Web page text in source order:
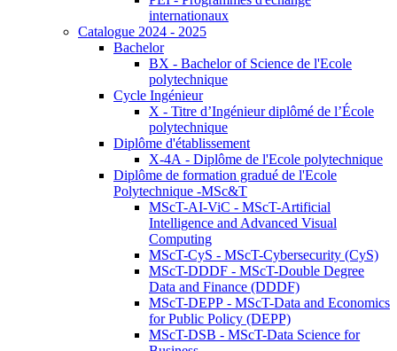
internationaux
Catalogue 2024 - 2025
Bachelor
BX - Bachelor of Science de l'Ecole
polytechnique
Cycle Ingénieur
X - Titre d’Ingénieur diplômé de l’École
polytechnique
Diplôme d'établissement
X-4A - Diplôme de l'Ecole polytechnique
Diplôme de formation gradué de l'Ecole
Polytechnique -MSc&T
MScT-AI-ViC - MScT-Artificial
Intelligence and Advanced Visual
Computing
MScT-CyS - MScT-Cybersecurity (CyS)
MScT-DDDF - MScT-Double Degree
Data and Finance (DDDF)
MScT-DEPP - MScT-Data and Economics
for Public Policy (DEPP)
MScT-DSB - MScT-Data Science for